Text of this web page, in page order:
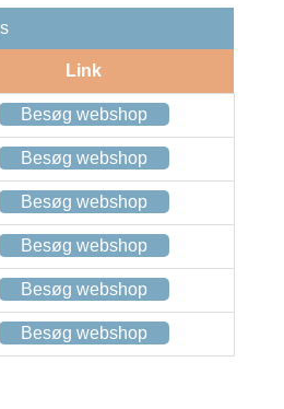
Link
Besøg webshop
Besøg webshop
Besøg webshop
Besøg webshop
Besøg webshop
Besøg webshop